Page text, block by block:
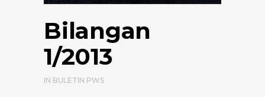
Bilangan
1/2013
IN BULETIN PWS